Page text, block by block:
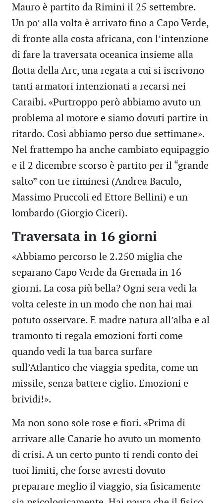
Mauro è partito da Rimini il 25 settembre.
Un po’ alla volta è arrivato fino a Capo Verde,
di fronte alla costa africana, con l’intenzione
di fare la traversata oceanica insieme alla
flotta della Arc, una regata a cui si iscrivono
tanti armatori intenzionati a recarsi nei
Caraibi. «Purtroppo però abbiamo avuto un
problema al motore e siamo dovuti partire in
ritardo. Così abbiamo perso due settimane».
Nel frattempo ha anche cambiato equipaggio
e il 2 dicembre scorso è partito per il “grande
salto” con tre riminesi (Andrea Baculo,
Massimo Pruccoli ed Ettore Bellini) e un
lombardo (Giorgio Ciceri).
Traversata in 16 giorni
«Abbiamo percorso le 2.250 miglia che
separano Capo Verde da Grenada in 16
giorni. La cosa più bella? Ogni sera vedi la
volta celeste in un modo che non hai mai
potuto osservare. E madre natura all’alba e al
tramonto ti regala emozioni forti come
quando vedi la tua barca surfare
sull’Atlantico che viaggia spedita, come un
missile, senza battere ciglio. Emozioni e
brividi!».
Ma non sono sole rose e fiori. «Prima di
arrivare alle Canarie ho avuto un momento
di crisi. A un certo punto ti rendi conto dei
tuoi limiti, che forse avresti dovuto
preparare meglio il viaggio, sia fisicamente